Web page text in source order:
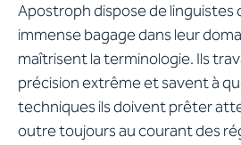
Apostroph dispose de linguistes
immense bagage dans leur
maîtrisent la terminologie. Ils
précision extrême et savent à
techniques ils doivent prêter
outre toujours au courant des